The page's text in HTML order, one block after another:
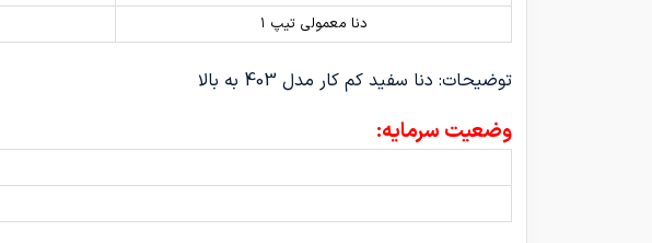
دنا معمولی تیپ ۱
توضیحات: دنا سفید کم کار مدل 403 به بالا
وضعیت سرمایه: